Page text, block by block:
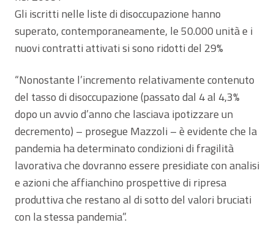
Gli iscritti nelle liste di disoccupazione hanno
superato, contemporaneamente, le 50.000 unità e i
nuovi contratti attivati si sono ridotti del 29%
“Nonostante l’incremento relativamente contenuto
del tasso di disoccupazione (passato dal 4 al 4,3%
dopo un avvio d’anno che lasciava ipotizzare un
decremento) – prosegue Mazzoli – è evidente che la
pandemia ha determinato condizioni di fragilità
lavorativa che dovranno essere presidiate con analisi
e azioni che affianchino prospettive di ripresa
produttiva che restano al di sotto del valori bruciati
con la stessa pandemia”.